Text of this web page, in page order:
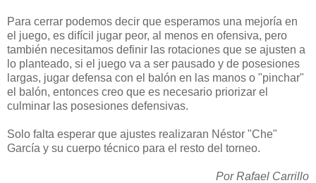
Para cerrar podemos decir que esperamos una mejoría en
el juego, es difícil jugar peor, al menos en ofensiva, pero
también necesitamos definir las rotaciones que se ajusten a
lo planteado, si el juego va a ser pausado y de posesiones
largas, jugar defensa con el balón en las manos o "pinchar"
el balón, entonces creo que es necesario priorizar el
culminar las posesiones defensivas.
Solo falta esperar que ajustes realizaran Néstor "Che"
García y su cuerpo técnico para el resto del torneo.
Por Rafael Carrillo